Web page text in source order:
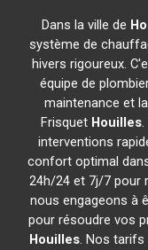
Dans la ville de
système de
hivers rigoureux.
équipe de
maintenance et
Frisquet Houilles
interventions
confort optimal
24h/24 et 7j/7 pour
nous engageons à
pour résoudre vos
Houilles. Nos